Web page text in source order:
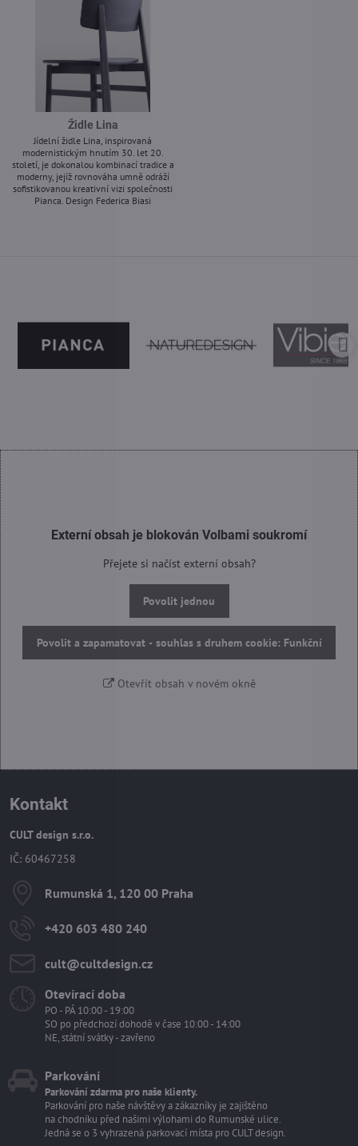
Židle Lina
Jídelní židle Lina, inspirovaná
modernistickým hnutím 30. let 20.
století, je dokonalou kombinací tradice a
moderny, jejíž rovnováha umně odráží
sofistikovanou kreativní vizi společnosti
Pianca. Design Federica Biasi
Externí obsah je blokován Volbami soukromí
Přejete si načíst externí obsah?
Povolit jednou
Povolit a zapamatovat - souhlas s druhem cookie: Funkční
Otevřít obsah v novém okně
Kontakt
CULT design s.r.o.
IČ: 60467258
Rumunská 1, 120 00 Praha
+420 603 480 240
cult​@cultdesign​.cz
Otevírací doba
PO - PÁ 10:00 - 19:00
SO po předchozí dohodě v čase 10:00 - 14:00
NE, státní svátky - zavřeno
Parkování
Parkování zdarma pro naše klienty.
Parkování pro naše návštěvy a zákazníky je zajištěno
na chodníku před našimi výlohami do Rumunské ulice.
Jedná se o 3 vyhrazená parkovací místa pro CULT design.